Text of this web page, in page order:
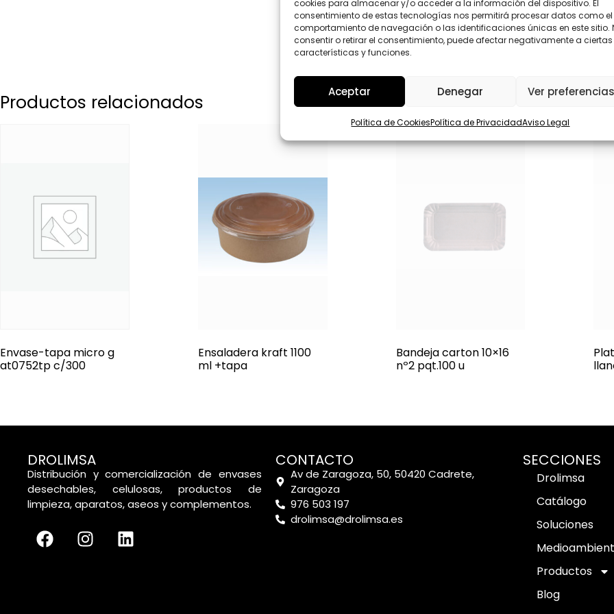
cookies para almacenar y/o acceder a la información del dispositivo. El
consentimiento de estas tecnologías nos permitirá procesar datos como el
comportamiento de navegación o las identificaciones únicas en este sitio.
consentir o retirar el consentimiento, puede afectar negativamente a ciertas
características y funciones.
Aceptar Denegar Ver
Política de CookiesPolítica de PrivacidadAviso Legal
D
*
Enviar
Productos relacionados
Envase-tapa micro g
at0752tp c/300
Ensaladera kraft 1100
ml +tapa
Bandeja carton 10×16
nº2 pqt.100 u
DROLIMSA
Distribución y comercialización de envases
desechables, celulosas, productos de
limpieza, aparatos, aseos y complementos.
CONTACTO
Av de Zaragoza, 50, 50420 Cadrete,
Zaragoza
976 503 197
drolimsa@drolimsa.es
SECCIONES
Drolimsa
Catálogo
Soluciones
Productos
Blog